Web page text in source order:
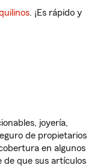
. ¡Es rápido y
joyería,
de propietarios
en algunos
de que sus artículos